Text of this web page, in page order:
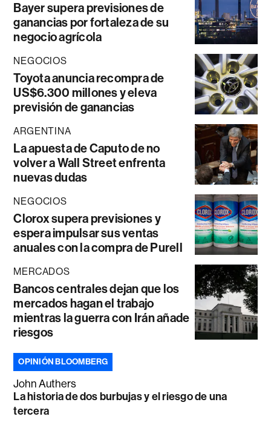
Bayer supera previsiones de
ganancias por fortaleza de su
negocio agrícola
NEGOCIOS
Toyota anuncia recompra de
US$6.300 millones y eleva
previsión de ganancias
ARGENTINA
La apuesta de Caputo de no
volver a Wall Street enfrenta
nuevas dudas
NEGOCIOS
Clorox supera previsiones y
espera impulsar sus ventas
anuales con la compra de Purell
MERCADOS
Bancos centrales dejan que los
mercados hagan el trabajo
mientras la guerra con Irán añade
riesgos
OPINIÓN BLOOMBERG
John Authers
La historia de dos burbujas y el riesgo de una
tercera